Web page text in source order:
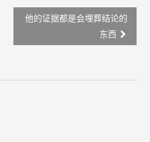
他的证据都是会埋葬结论的
东西